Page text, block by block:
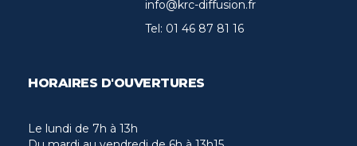
info@krc-diffusion.fr
Tel: 01 46 87 81 16
HORAIRES D'OUVERTURES
Le lundi de 7h à 13h